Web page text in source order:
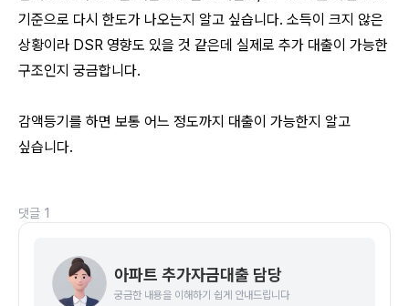
기준으로 다시 한도가 나오는지 알고 싶습니다. 소득이 크지 않은
상황이라 DSR 영향도 있을 것 같은데 실제로 추가 대출이 가능한
구조인지 궁금합니다.
감액등기를 하면 보통 어느 정도까지 대출이 가능한지 알고
싶습니다.
댓글 1
아파트 추가자금대출 담당
궁금한 내용을 이해하기 쉽게 안내드립니다